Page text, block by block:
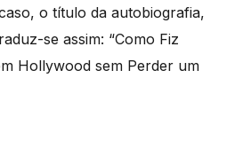
o título da autobiografia,
se assim: “Como Fiz
Hollywood sem Perder um